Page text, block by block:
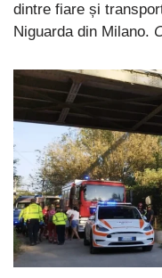
dintre fiare și
Niguarda din Milano.